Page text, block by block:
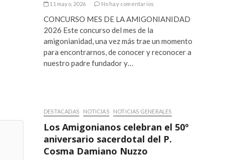
11 mayo, 2026 No hay comentarios
CONCURSO MES DE LA AMIGONIANIDAD
2026 Este concurso del mes de la
amigonianidad, una vez más trae un momento
para encontrarnos, de conocer y reconocer a
nuestro padre fundador y…
DESTACADAS NOTICIAS NOTICIAS GENERALES
Los Amigonianos celebran el 50º
aniversario sacerdotal del P.
Cosma Damiano Nuzzo